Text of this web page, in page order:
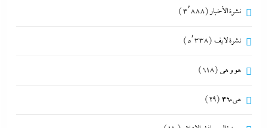
نشرة الأخبار (3٬888)
نشرة لايف (5٬338)
هو و هي (618)
هى360 (29)